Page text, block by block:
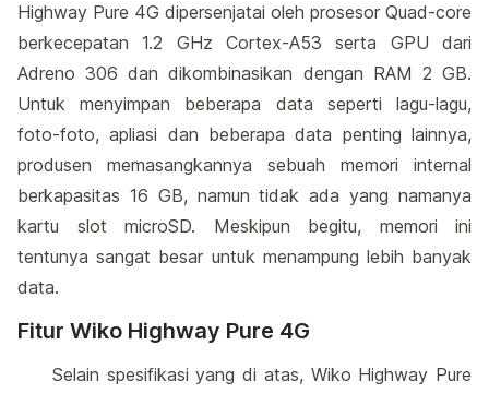
Highway Pure 4G dipersenjatai oleh prosesor Quad-core
berkecepatan 1.2 GHz Cortex-A53 serta GPU dari
Adreno 306 dan dikombinasikan dengan RAM 2 GB.
Untuk menyimpan beberapa data seperti lagu-lagu,
foto-foto, apliasi dan beberapa data penting lainnya,
produsen memasangkannya sebuah memori internal
berkapasitas 16 GB, namun tidak ada yang namanya
kartu slot microSD. Meskipun begitu, memori ini
tentunya sangat besar untuk menampung lebih banyak
data.
Fitur Wiko Highway Pure 4G
Selain spesifikasi yang di atas, Wiko Highway Pure